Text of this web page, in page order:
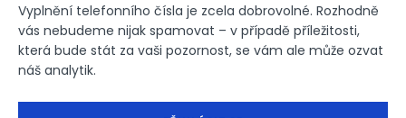
Vyplnění telefonního čísla je zcela dobrovolné. Rozhodně
vás nebudeme nijak spamovat – v případě příležitosti,
která bude stát za vaši pozornost, se vám ale může ozvat
náš analytik.